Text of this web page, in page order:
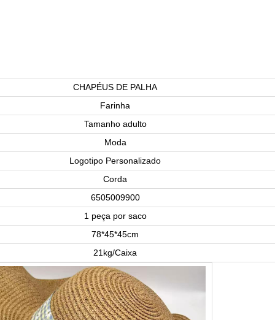
CHAPÉUS DE PALHA
Farinha
Tamanho adulto
Moda
Logotipo Personalizado
Corda
6505009900
1 peça por saco
78*45*45cm
21kg/Caixa